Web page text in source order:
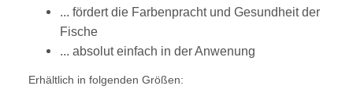
... fördert die Farbenpracht und Gesundheit der
Fische
... absolut einfach in der Anwenung
Erhältlich in folgenden Größen: